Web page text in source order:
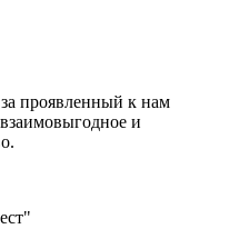
проявленный к нам
и